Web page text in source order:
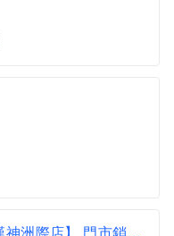
【日商山崎-Tom Cat Bakery 漢神洲際店】 門市銷售-正職-經驗者